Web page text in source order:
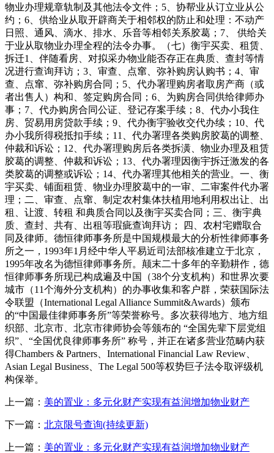
物业办理规章轨制及其他法令文件；5、协帮业从订立业从公
约；6、供给业从取开辟商关于相邻权的防止和处理：不动产
日照、通风、滴水、排水、乐音等相邻关系胶葛；7、 供给关
于业从取物业办理全程的法令办事。（七）衡宇买卖、租赁、
拆迁1、伴随看房、对拟采办物业能否存正在典质、查封等情
况进行查询拜访；3、审查、点窜、弥补购房认购书；4、审
查、点窜、弥补购房合同；5、代办署理购房者取房产商（或
者出售人）构和、签定购房合同；6、为购房合同供给律师办
事；7、代办购房合同公证、登记存案手续；8、代办小我住
房、贸易用房贷款手续；9、代办衡宇验收交代办续；10、代
办小我所得税抵扣手续；11、代办署理各类购房胶葛的调整、
仲裁和诉讼；12、代办署理购房后各类拆潢、物业办理及租赁
胶葛的调整、仲裁和诉讼；13、代办署理因衡宇拆迁激发的各
类胶葛的调整或诉讼；14、代办署理其他相关的营业。一、衡
宇买卖、铺面租赁、物业办理胶葛中的一审、二审案件代办署
理；二、审查、点窜、制定农村集体扶植用地利用权出让、出
租、让渡、转租 和典质合同以及衡宇买卖合同；三、衡宇典
质、查封、共有、出租等瑕疵查询拜访； 四、农村宅赠取合
同及律师。德恒律师事务所是中国规模最大的分析性律师事务
所之一，1993年1月经中华人平易近司法部核准建立于北京，
1995年改名为德恒律师事务所。颠末二十多年的辛勤耕作，德
恒律师事务所现已构成遍及中国（38个分支机构）和世界次要
城市（11个海外分支机构）的办事收集和客户群，荣获国际法
令联盟（International Legal Alliance Summit&Awards）颁布
的“中国最佳律师事务所”等荣誉称号。多次获得地方、地方组
织部、北京市、北京市律师协会等颁布的 “全国先辈下层党组
织”、“全国优良律师事务所” 称号，并正在诸多营业范畴内获
得Chambers & Partners、International Financial Law Review、
Asian Legal Business、The Legal 500等权势巨子法令取评级机
构保举。
上一篇： 美的置业：多元化财产实现有益润增加物业财产
下一篇： 北京限号查询(持续更新)
上一篇： 美的置业：多元化财产实现有益润增加物业财产